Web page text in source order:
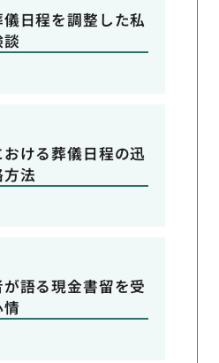
日程を調整した私
ける葬儀日程の迅
法
語る現金書留を受
情